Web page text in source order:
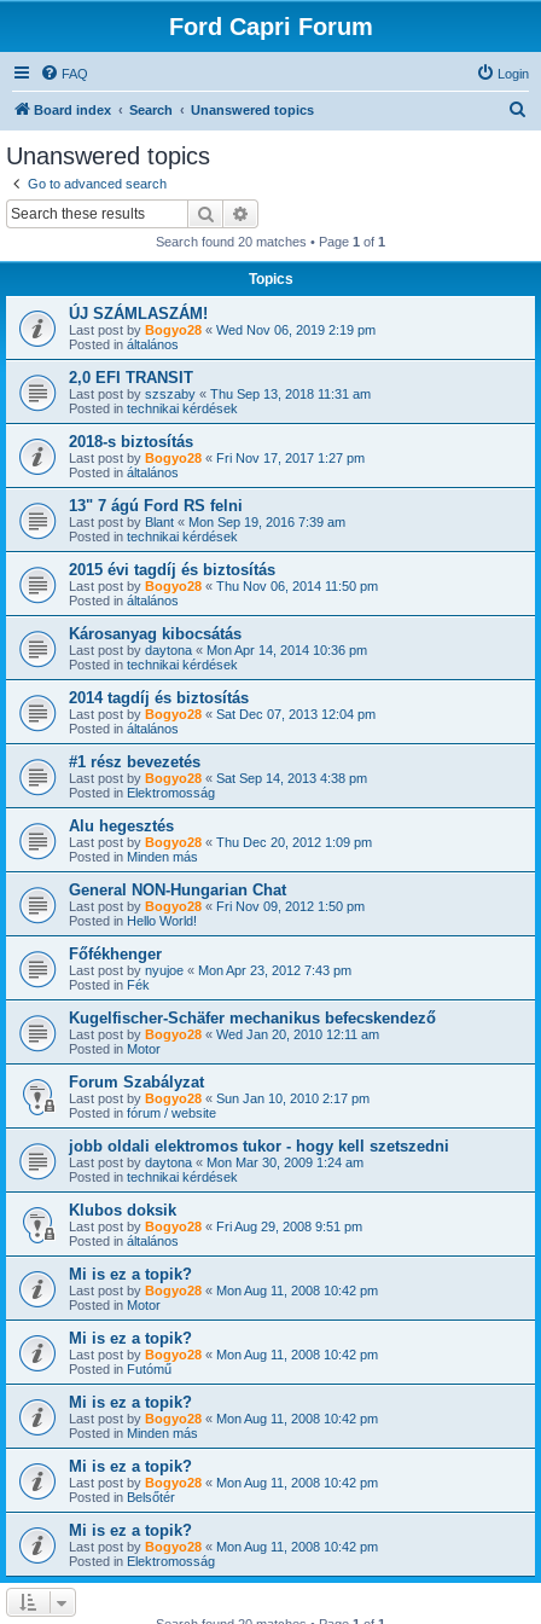
Ford Capri Forum
FAQ Login
Board index Search Unanswered topics
Unanswered topics
Go to advanced search
Search
Search found 20 matches • Page 1 of 1
Topics
ÚJ SZÁMLASZÁM!
Last post by Bogyo28 « Wed Nov 06, 2019 2:19 pm
Posted in általános
2,0 EFI TRANSIT
Last post by szszaby « Thu Sep 13, 2018 11:31 am
Posted in technikai kérdések
2018-s biztosítás
Last post by Bogyo28 « Fri Nov 17, 2017 1:27 pm
Posted in általános
13" 7 ágú Ford RS felni
Last post by Blant « Mon Sep 19, 2016 7:39 am
Posted in technikai kérdések
2015 évi tagdíj és biztosítás
Last post by Bogyo28 « Thu Nov 06, 2014 11:50 pm
Posted in általános
Károsanyag kibocsátás
Last post by daytona « Mon Apr 14, 2014 10:36 pm
Posted in technikai kérdések
2014 tagdíj és biztosítás
Last post by Bogyo28 « Sat Dec 07, 2013 12:04 pm
Posted in általános
#1 rész bevezetés
Last post by Bogyo28 « Sat Sep 14, 2013 4:38 pm
Posted in Elektromosság
Alu hegesztés
Last post by Bogyo28 « Thu Dec 20, 2012 1:09 pm
Posted in Minden más
General NON-Hungarian Chat
Last post by Bogyo28 « Fri Nov 09, 2012 1:50 pm
Posted in Hello World!
Főfékhenger
Last post by nyujoe « Mon Apr 23, 2012 7:43 pm
Posted in Fék
Kugelfischer-Schäfer mechanikus befecskendező
Last post by Bogyo28 « Wed Jan 20, 2010 12:11 am
Posted in Motor
Forum Szabályzat
Last post by Bogyo28 « Sun Jan 10, 2010 2:17 pm
Posted in fórum / website
jobb oldali elektromos tukor - hogy kell szetszedni
Last post by daytona « Mon Mar 30, 2009 1:24 am
Posted in technikai kérdések
Klubos doksik
Last post by Bogyo28 « Fri Aug 29, 2008 9:51 pm
Posted in általános
Mi is ez a topik?
Last post by Bogyo28 « Mon Aug 11, 2008 10:42 pm
Posted in Motor
Mi is ez a topik?
Last post by Bogyo28 « Mon Aug 11, 2008 10:42 pm
Posted in Futómű
Mi is ez a topik?
Last post by Bogyo28 « Mon Aug 11, 2008 10:42 pm
Posted in Minden más
Mi is ez a topik?
Last post by Bogyo28 « Mon Aug 11, 2008 10:42 pm
Posted in Belsőtér
Mi is ez a topik?
Last post by Bogyo28 « Mon Aug 11, 2008 10:42 pm
Posted in Elektromosság